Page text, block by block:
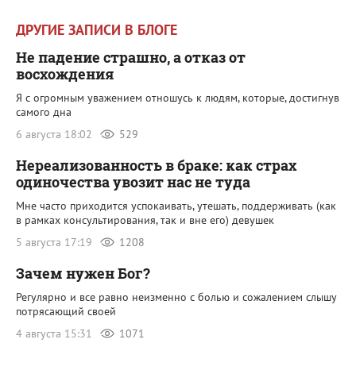
ДРУГИЕ ЗАПИСИ В БЛОГЕ
Не падение страшно, а отказ от
восхождения
Я с огромным уважением отношусь к людям, которые, достигнув
самого дна
6 августа 18:02
529
Нереализованность в браке: как страх
одиночества увозит нас не туда
Мне часто приходится успокаивать, утешать, поддерживать (как
в рамках консультирования, так и вне его) девушек
5 августа 17:19
1208
Зачем нужен Бог?
Регулярно и все равно неизменно с болью и сожалением слышу
потрясающий своей
4 августа 15:31
1071